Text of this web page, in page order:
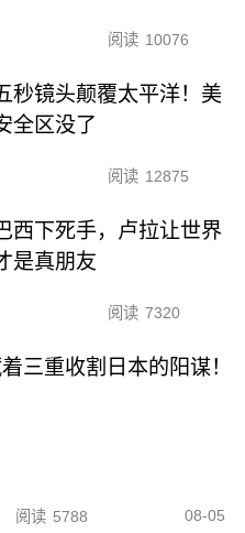
阅读 10076
秒镜头颠覆太平洋！美
全区没了
阅读 12875
西下死手，卢拉让世界
是真朋友
阅读 7320
三重收割日本的阳谋！
阅读 5788 08-05